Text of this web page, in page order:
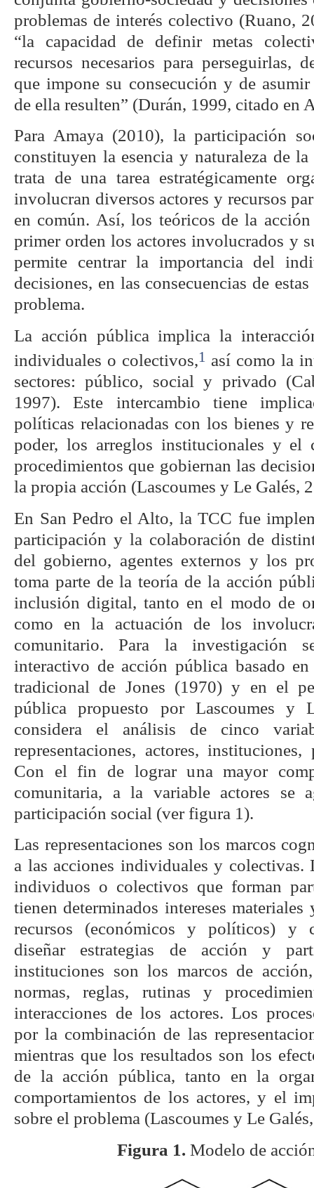
problemas de interés colectivo (Ruano,
“la capacidad de definir metas
recursos necesarios para perseguirlas,
que impone su consecución y de asumir
de ella resulten” (Durán, 1999, citado en
Para Amaya (2010), la participación
constituyen la esencia y naturaleza de
trata de una tarea estratégicamente
involucran diversos actores y recursos
en común. Así, los teóricos de la
primer orden los actores involucrados y
permite centrar la importancia del
decisiones, en las consecuencias de
problema.
La acción pública implica la
individuales o colectivos,1 así como la
sectores: público, social y privado
1997). Este intercambio tiene
políticas relacionadas con los bienes y
poder, los arreglos institucionales y el
procedimientos que gobiernan las
la propia acción (Lascoumes y Le Galés,
En San Pedro el Alto, la TCC fue
participación y la colaboración de
del gobierno, agentes externos y los
toma parte de la teoría de la acción
inclusión digital, tanto en el modo de
como en la actuación de los
comunitario. Para la investigación
interactivo de acción pública basado
tradicional de Jones (1970) y en el
pública propuesto por Lascoumes y
considera el análisis de cinco
representaciones, actores,
Con el fin de lograr una mayor
comunitaria, a la variable actores se
participación social (ver figura 1).
Las representaciones son los marcos
a las acciones individuales y colectivas.
individuos o colectivos que forman
tienen determinados intereses
recursos (económicos y políticos) y
diseñar estrategias de acción y
instituciones son los marcos de
normas, reglas, rutinas y
interacciones de los actores. Los
por la combinación de las
mientras que los resultados son los
de la acción pública, tanto en la
comportamientos de los actores, y el
sobre el problema (Lascoumes y Le
Figura 1. Modelo de